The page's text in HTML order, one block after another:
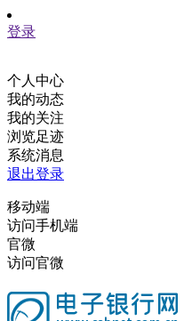
登录
个人中心
我的动态
我的关注
浏览足迹
系统消息
退出登录
移动端
访问手机端
官微
访问官微